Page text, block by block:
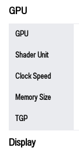
GPU
GPU
Shader Unit
Clock Speed
Memory Size
TGP
Display